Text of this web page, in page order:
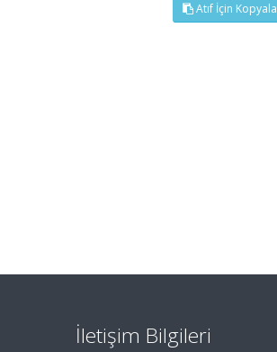
Atıf İçin Kopyala
İletişim Bilgileri